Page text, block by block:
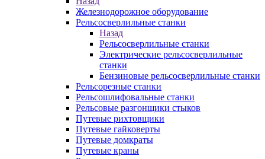
Железнодорожное оборудование
Рельсосверлильные станки
Назад
Рельсосверлильные станки
Электрические рельсосверлильные
станки
Бензиновые рельсосверлильные станки
Рельсорезные станки
Рельсошлифовальные станки
Рельсовые разгонщики стыков
Путевые рихтовщики
Путевые гайковерты
Путевые домкраты
Путевые краны